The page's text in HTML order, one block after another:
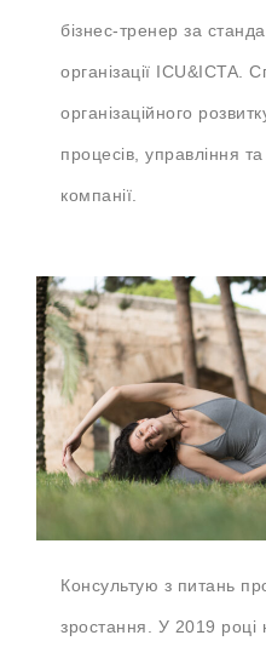
бізнес-тренер за
організації ICU&ICTA.
організаційного
процесів, управління
компанії.
Консультую з питань
зростання. У 2019 році